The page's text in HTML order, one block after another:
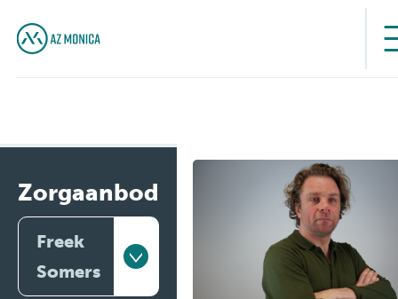
Zorgaanbod
Freek
Somers